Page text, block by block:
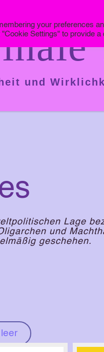
und
Lage
und
geschehen.
leer
your preferences
Settings" to provide a